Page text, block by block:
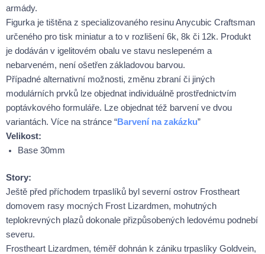
armády.
Figurka je tištěna z specializovaného resinu Anycubic Craftsman
určeného pro tisk miniatur a to v rozlišení 6k, 8k či 12k. Produkt
je dodáván v igelitovém obalu ve stavu neslepeném a
nebarveném, není ošetřen základovou barvou.
Případné alternativní možnosti, změnu zbraní či jiných
modulárních prvků lze objednat individuálně prostřednictvím
poptávkového formuláře. Lze objednat též barvení ve dvou
variantách. Více na stránce “Barvení na zakázku”
Velikost:
Base 30mm
Story:
Ještě před příchodem trpaslíků byl severní ostrov Frostheart
domovem rasy mocných Frost Lizardmen, mohutných
teplokrevných plazů dokonale přizpůsobených ledovému podnebí
severu.
Frostheart Lizardmen, téměř dohnán k zániku trpaslíky Goldvein,